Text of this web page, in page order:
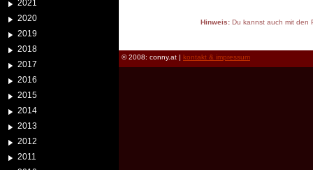
2021
2020
2019
2018
2017
2016
2015
2014
2013
2012
2011
Hinweis:Du kannst auch mit den
© 2008: conny.at | kontakt & impressum